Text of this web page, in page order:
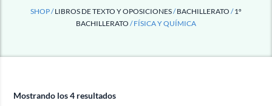
SHOP /LIBROS DE TEXTO Y OPOSICIONES/BACHILLERATO /1º
BACHILLERATO / FÍSICA Y QUÍMICA
Mostrando los 4 resultados